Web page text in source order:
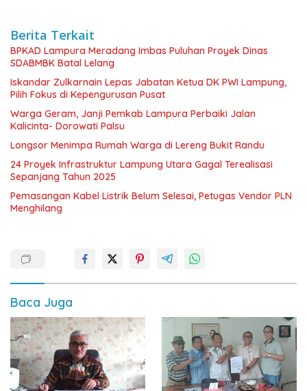
Berita Terkait
BPKAD Lampura Meradang Imbas Puluhan Proyek Dinas
SDABMBK Batal Lelang
Iskandar Zulkarnain Lepas Jabatan Ketua DK PWI Lampung,
Pilih Fokus di Kepengurusan Pusat
Warga Geram, Janji Pemkab Lampura Perbaiki Jalan
Kalicinta- Dorowati Palsu
Longsor Menimpa Rumah Warga di Lereng Bukit Randu
24 Proyek Infrastruktur Lampung Utara Gagal Terealisasi
Sepanjang Tahun 2025
Pemasangan Kabel Listrik Belum Selesai, Petugas Vendor PLN
Menghilang
Baca Juga